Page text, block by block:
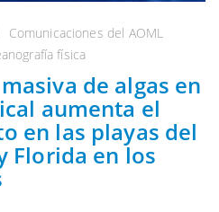
Comunicaciones del AOML
física
de algas en
aumenta el
en las playas del
Florida en los